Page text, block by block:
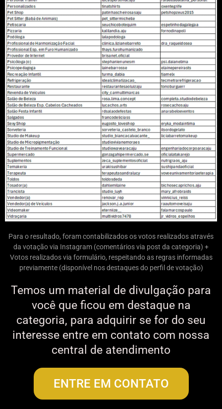
Para o resultado, foram contabilizados os votos realizados através
da votação via Instagram (comentários via post da categoria) +
Votos realizados via formulário, respeitando as regras informadas
previamente (disponível nos destaques do perfil de votação)
Temos um material de divulgação para
você que ficou em destaque na
categoria, para adquirir se for do seu
interesse entre em contato com nossa
central de atendimento
ENTRE EM CONTATO